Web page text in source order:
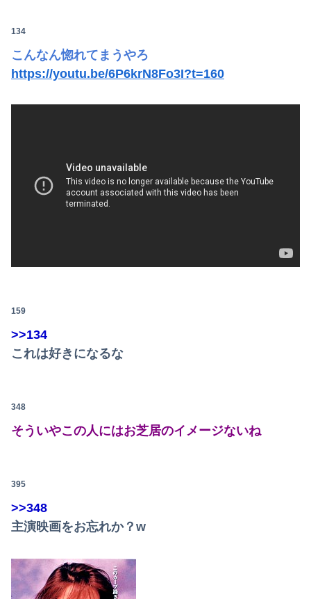
134
こんなん惚れてまうやろ
https://youtu.be/6P6krN8Fo3I?t=160
159
>>134
これは好きになるな
348
そういやこの人にはお芝居のイメージないね
395
>>348
主演映画をお忘れか？w